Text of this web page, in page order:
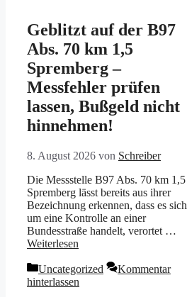
Geblitzt auf der B97
Abs. 70 km 1,5
Spremberg –
Messfehler prüfen
lassen, Bußgeld nicht
hinnehmen!
8. August 2026 von Schreiber
Die Messstelle B97 Abs. 70 km 1,5
Spremberg lässt bereits aus ihrer
Bezeichnung erkennen, dass es sich
um eine Kontrolle an einer
Bundesstraße handelt, verortet …
Weiterlesen
Kategorien
Uncategorized
Kommentar
hinterlassen